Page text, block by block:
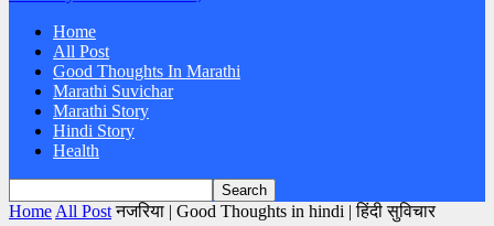
Home
All Post
Good Thoughts In Marathi
Marathi Suvichar
Marathi Story
Hindi Story
Health
Home All Post नजरिया | Good Thoughts in hindi | हिंदी सुविचार